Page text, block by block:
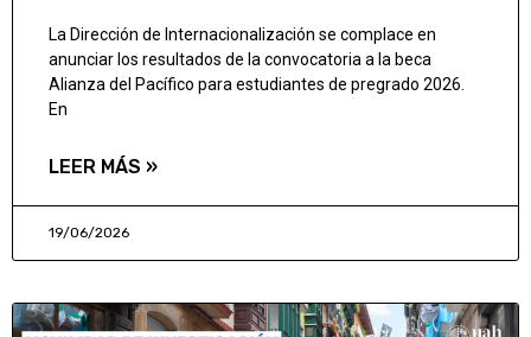
La Dirección de Internacionalización se complace en
anunciar los resultados de la convocatoria a la beca
Alianza del Pacífico para estudiantes de pregrado 2026.
En
LEER MÁS »
19/06/2026